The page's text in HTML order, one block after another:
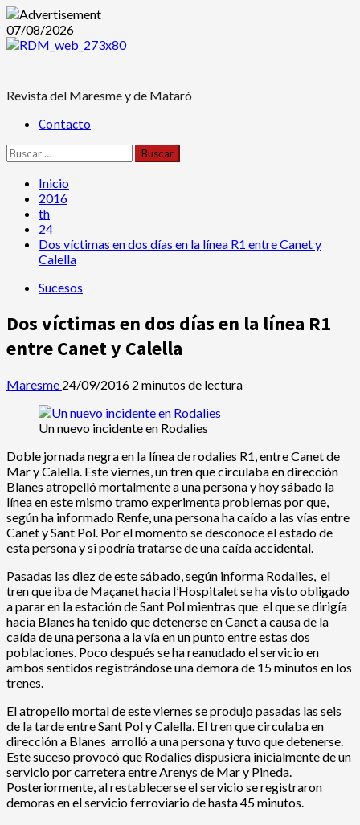
Saltar
al
07/08/2026
Revista del Maresme y de Mataró
Menú Contacto
Buscar:
Inicio
2016
th
24
Dos víctimas en dos días en la línea R1 entre Canet y
Calella
Sucesos
Dos víctimas en dos días en la línea R1
entre Canet y Calella
Maresme 24/09/2016 2 minutos de lectura
Un nuevo incidente en Rodalies
Doble jornada negra en la línea de rodalies R1, entre Canet de
Mar y Calella. Este viernes, un tren que circulaba en dirección
Blanes atropelló mortalmente a una persona y hoy sábado la
línea en este mismo tramo experimenta problemas por que,
según ha informado Renfe, una persona ha caído a las vías entre
Canet y Sant Pol. Por el momento se desconoce el estado de
esta persona y si podría tratarse de una caída accidental.
Pasadas las diez de este sábado, según informa Rodalies, el
tren que iba de Maçanet hacia l’Hospitalet se ha visto obligado
a parar en la estación de Sant Pol mientras que el que se dirigía
hacia Blanes ha tenido que detenerse en Canet a causa de la
caída de una persona a la vía en un punto entre estas dos
poblaciones. Poco después se ha reanudado el servicio en
ambos sentidos registrándose una demora de 15 minutos en los
trenes.
El atropello mortal de este viernes se produjo pasadas las seis
de la tarde entre Sant Pol y Calella. El tren que circulaba en
dirección a Blanes arrolló a una persona y tuvo que detenerse.
Este suceso provocó que Rodalies dispusiera inicialmente de un
servicio por carretera entre Arenys de Mar y Pineda.
Posteriormente, al restablecerse el servicio se registraron
demoras en el servicio ferroviario de hasta 45 minutos.